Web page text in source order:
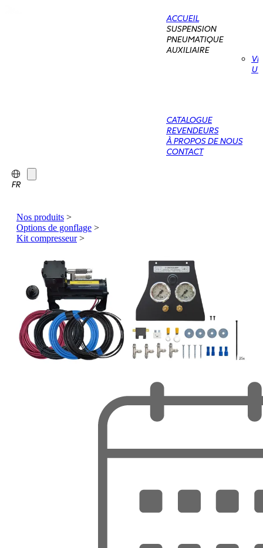
ACCUEIL
SUSPENSION
PNEUMATIQUE
AUXILIAIRE
CATALOGUE
REVENDEURS
À PROPOS DE NOUS
CONTACT
FR
Nos produits >
Options de gonflage >
Kit compresseur>